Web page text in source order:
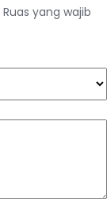
Ruas yang wajib